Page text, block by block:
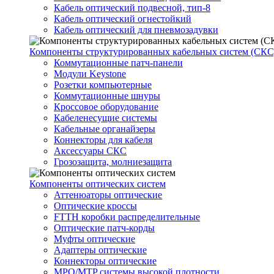
Кабель оптический подвесной, тип-8
Кабель оптический огнестойкий
Кабель оптический для пневмозадувки
Компоненты структурированных кабельных систем
Коммутационные патч-панели
Модули Keystone
Розетки компьютерные
Коммутационные шнуры
Кроссовое оборудование
Кабеленесущие системы
Кабельные органайзеры
Коннекторы для кабеля
Аксессуары СКС
Грозозащита, молниезащита
Компоненты оптических систем
Аттенюаторы оптические
Оптические кроссы
FTTH коробки распределительные
Оптические патч-корды
Муфты оптические
Адаптеры оптические
Коннекторы оптические
MPO/MTP системы высокой плотности